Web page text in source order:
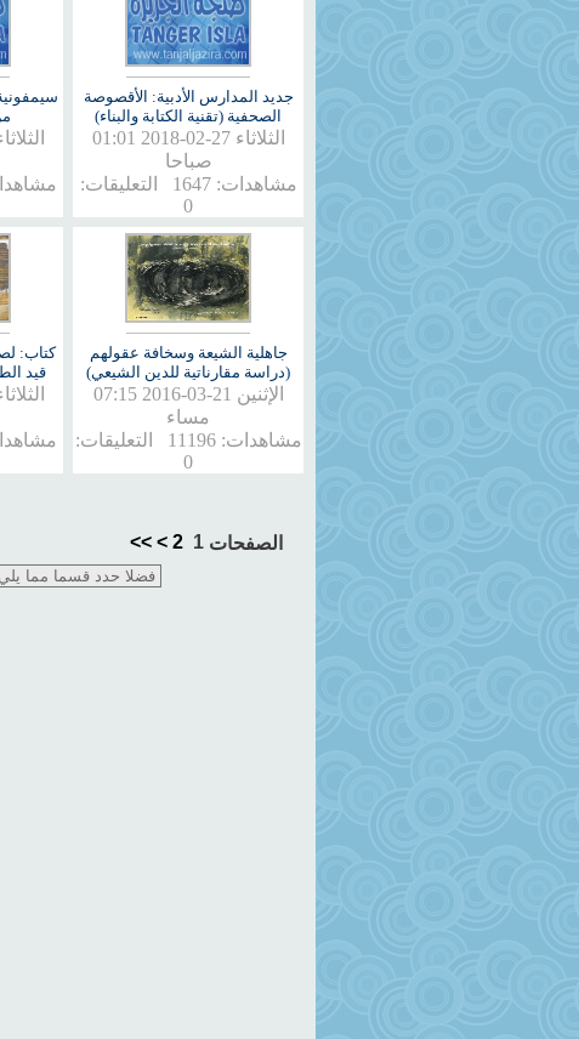
جديد المدارس الأدبية: الأقصوصة
الصحفية (تقنية الكتابة والبناء)
الثلاثاء 27-02-2018 01:01
صباحا
مشاهدات: 1647 التعليقات:
0
جاهلية الشيعة وسخافة عقولهم
(دراسة مقارناتية للدين الشيعي)
الإثنين 21-03-2016 07:15
مساء
مشاهدات: 11196 التعليقات:
0
كتاب:
قيد
الصفحات 1
2
>
>>